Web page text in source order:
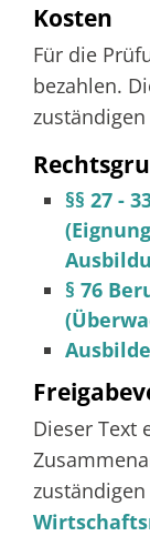
Kosten
Für die
bezahlen.
zuständigen
§§ 27 -
§ 76
Dieser Text